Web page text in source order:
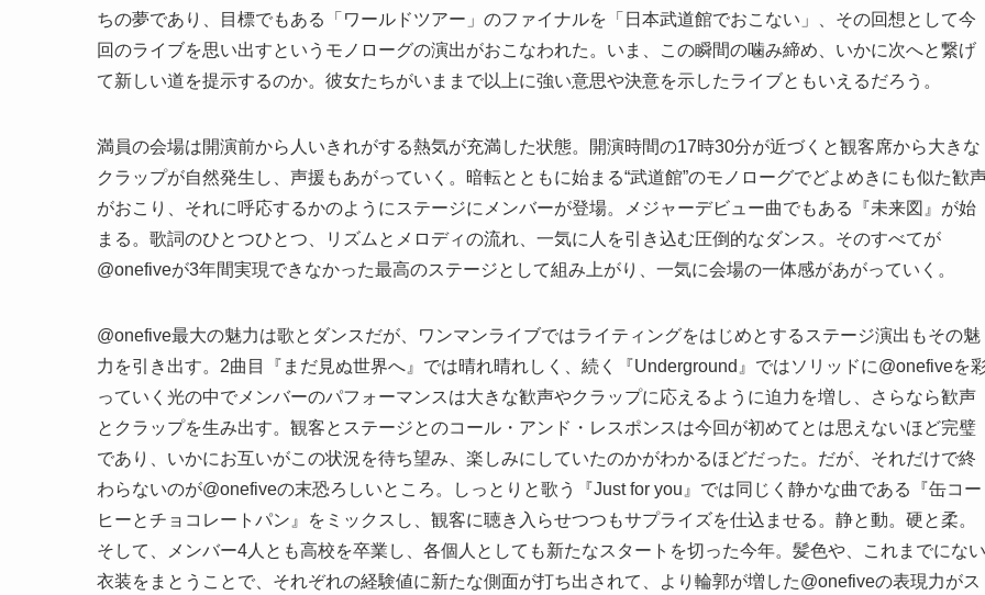
ちの夢であり、目標でもある「ワールドツアー」のファイナルを「日本武道館でおこない」、その回想として今
回のライブを思い出すというモノローグの演出がおこなわれた。いま、この瞬間の噛み締め、いかに次へと繋げ
て新しい道を提示するのか。彼女たちがいままで以上に強い意思や決意を示したライブともいえるだろう。
満員の会場は開演前から人いきれがする熱気が充満した状態。開演時間の17時30分が近づくと観客席から大きな
クラップが自然発生し、声援もあがっていく。暗転とともに始まる“武道館”のモノローグでどよめきにも似た歓
がおこり、それに呼応するかのようにステージにメンバーが登場。メジャーデビュー曲でもある『未来図』が始
まる。歌詞のひとつひとつ、リズムとメロディの流れ、一気に人を引き込む圧倒的なダンス。そのすべてが
@onefiveが3年間実現できなかった最高のステージとして組み上がり、一気に会場の一体感があがっていく。
@onefive最大の魅力は歌とダンスだが、ワンマンライブではライティングをはじめとするステージ演出もその魅
力を引き出す。2曲目『まだ見ぬ世界へ』では晴れ晴れしく、続く『Underground』ではソリッドに@onefiveを
っていく光の中でメンバーのパフォーマンスは大きな歓声やクラップに応えるように迫力を増し、さらなら歓声
とクラップを生み出す。観客とステージとのコール・アンド・レスポンスは今回が初めてとは思えないほど完璧
であり、いかにお互いがこの状況を待ち望み、楽しみにしていたのかがわかるほどだった。だが、それだけで終
わらないのが@onefiveの末恐ろしいところ。しっとりと歌う『Just for you』では同じく静かな曲である『缶コー
ヒーとチョコレートパン』をミックスし、観客に聴き入らせつつもサプライズを仕込ませる。静と動。硬と柔。
そして、メンバー4人とも高校を卒業し、各個人としても新たなスタートを切った今年。髪色や、これまでにない
衣装をまとうことで、それぞれの経験値に新たな側面が打ち出されて、より輪郭が増した@onefiveの表現力がス